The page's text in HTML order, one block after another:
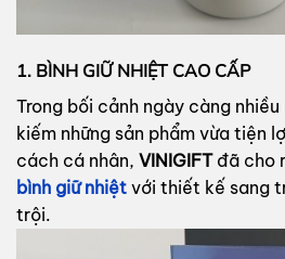
1. BÌNH GIỮ NHIỆT CAO CẤP
Trong bối cảnh ngày càng
kiếm những sản phẩm vừa tiện
cách cá nhân, VINIGIFTđã cho
bình giữ nhiệt với thiết kế sang
trội.